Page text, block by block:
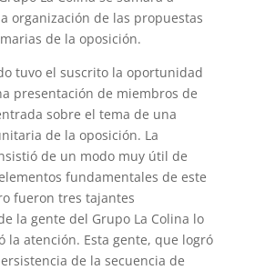
organización de las propuestas
de la oposición.
tuvo el suscrito la oportunidad
presentación de miembros de
sobre el tema de una
de la oposición. La
de un modo muy útil de
fundamentales de este
fueron tres tajantes
la gente del Grupo La Colina lo
la atención. Esta gente, que logró
de la secuencia de